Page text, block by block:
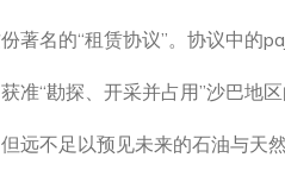
著名的“租赁协议”。协议中的
准“勘探、开采并占用”沙巴地
远不足以预见未来的石油与天